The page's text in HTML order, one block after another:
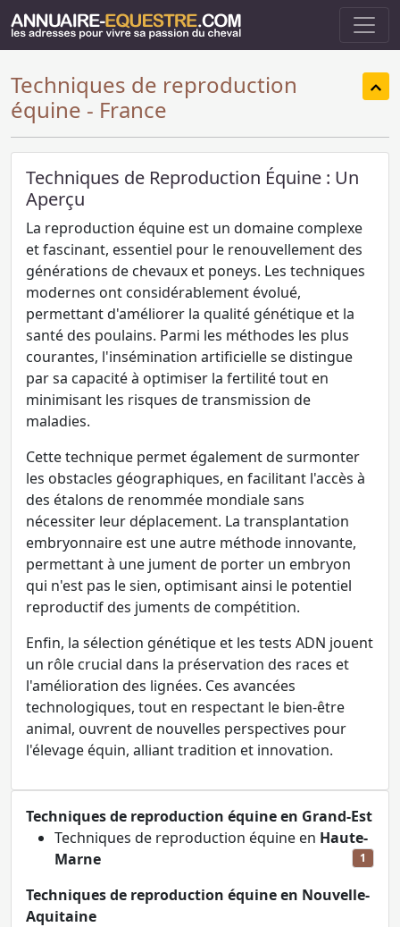
Techniques de reproduction
équine - France
Techniques de Reproduction Équine : Un
Aperçu
La reproduction équine est un domaine complexe
et fascinant, essentiel pour le renouvellement des
générations de chevaux et poneys. Les techniques
modernes ont considérablement évolué,
permettant d'améliorer la qualité génétique et la
santé des poulains. Parmi les méthodes les plus
courantes, l'insémination artificielle se distingue
par sa capacité à optimiser la fertilité tout en
minimisant les risques de transmission de
maladies.
Cette technique permet également de surmonter
les obstacles géographiques, en facilitant l'accès à
des étalons de renommée mondiale sans
nécessiter leur déplacement. La transplantation
embryonnaire est une autre méthode innovante,
permettant à une jument de porter un embryon
qui n'est pas le sien, optimisant ainsi le potentiel
reproductif des juments de compétition.
Enfin, la sélection génétique et les tests ADN jouent
un rôle crucial dans la préservation des races et
l'amélioration des lignées. Ces avancées
technologiques, tout en respectant le bien-être
animal, ouvrent de nouvelles perspectives pour
l'élevage équin, alliant tradition et innovation.
Techniques de reproduction équine en Grand-Est
Techniques de reproduction équine en Haute-
Marne
1
Techniques de reproduction équine en Nouvelle-
Aquitaine